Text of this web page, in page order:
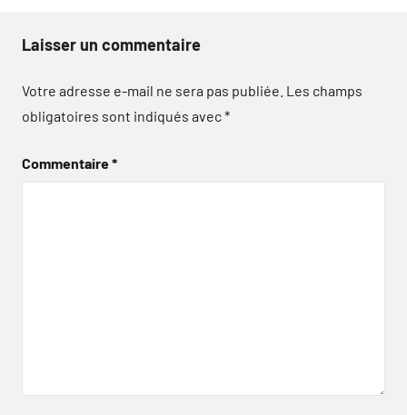
Laisser un commentaire
Votre adresse e-mail ne sera pas publiée. Les champs
obligatoires sont indiqués avec*
Commentaire*